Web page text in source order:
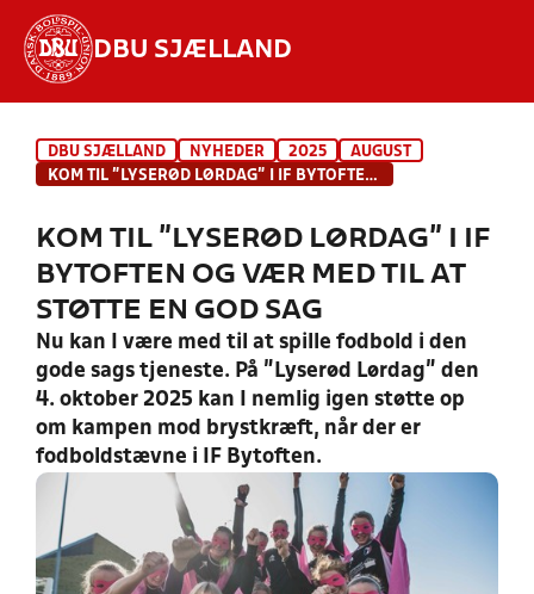
DBU SJÆLLAND
INDHOLD OG NYHEDER
HOLD
DBU SJÆLLAND NYHEDER 2025
AUGUST
KOM TIL ”LYSERØD LØRDAG” I IF BYTOFTEN OG VÆR MED TIL AT STØTTE EN GOD SAG
KOM TIL ”LYSERØD LØRDAG” I IF
BYTOFTEN OG VÆR MED TIL AT
STØTTE EN GOD SAG
Nu kan I være med til at spille fodbold i den
gode sags tjeneste. På ”Lyserød Lørdag” den
4. oktober 2025 kan I nemlig igen støtte op
om kampen mod brystkræft, når der er
fodboldstævne i IF Bytoften.